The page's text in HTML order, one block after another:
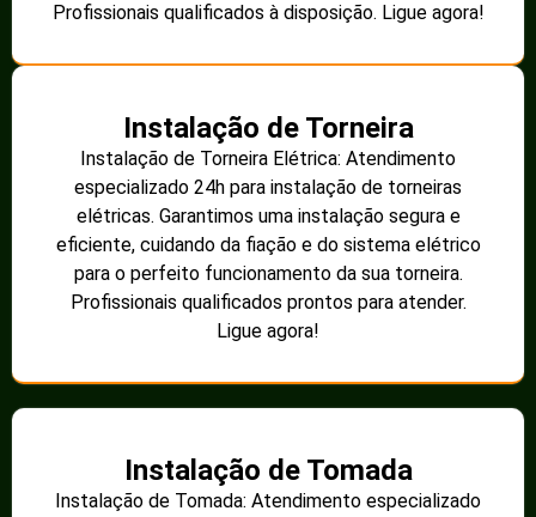
Profissionais qualificados à disposição. Ligue agora!
Instalação de Torneira
Instalação de Torneira Elétrica: Atendimento
especializado 24h para instalação de torneiras
elétricas. Garantimos uma instalação segura e
eficiente, cuidando da fiação e do sistema elétrico
para o perfeito funcionamento da sua torneira.
Profissionais qualificados prontos para atender.
Ligue agora!
Instalação de Tomada
Instalação de Tomada: Atendimento especializado